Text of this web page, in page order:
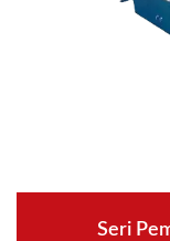
Seri